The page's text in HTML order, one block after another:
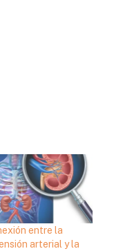
entre la
arterial y la